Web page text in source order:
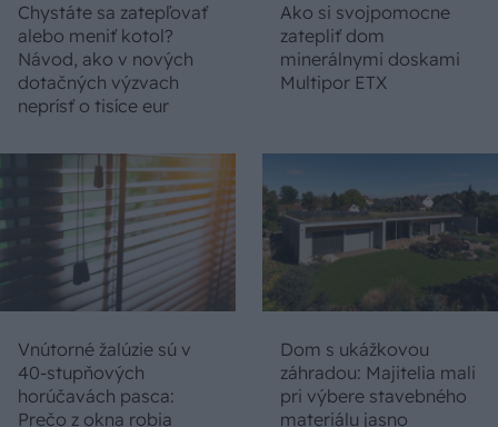
Chystáte sa zatepľovať
alebo meniť kotol?
Návod, ako v nových
dotačných výzvach
neprísť o tisíce eur
Ako si svojpomocne
zatepliť dom
minerálnymi doskami
Multipor ETX
Vnútorné žalúzie sú v
40-stupňových
horúčavách pasca:
Prečo z okna robia
Dom s ukážkovou
záhradou: Majitelia mali
pri výbere stavebného
materiálu jasno